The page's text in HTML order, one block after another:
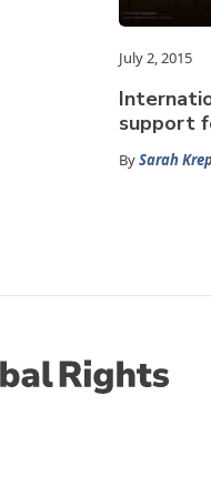
July 2, 2015
support
BySarah